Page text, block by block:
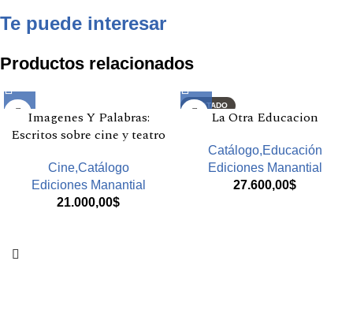
Te puede interesar
Productos relacionados
Imagenes Y Palabras:
Escritos sobre cine y teatro
Cine,Catálogo
Ediciones Manantial
21.000,00$
AGOTADO
La Otra Educacion
Catálogo,Educación
Ediciones Manantial
27.600,00$